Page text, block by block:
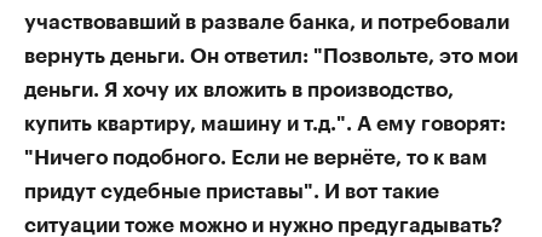
участвовавший в развале банка, и потребовали
вернуть деньги. Он ответил: "Позвольте, это мои
деньги. Я хочу их вложить в производство,
купить квартиру, машину и т.д.". А ему говорят:
"Ничего подобного. Если не вернёте, то к вам
придут судебные приставы". И вот такие
ситуации тоже можно и нужно предугадывать?